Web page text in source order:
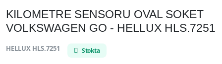
KILOMETRE SENSORU OVAL SOKET
VOLKSWAGEN GO - HELLUX HLS.7251
HELLUX HLS.7251 Stokta